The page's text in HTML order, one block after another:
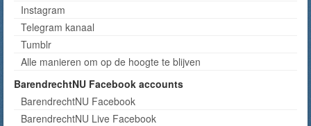
Instagram
Telegram kanaal
Tumblr
Alle manieren om op de hoogte te blijven
BarendrechtNU Facebook accounts
BarendrechtNU Facebook
BarendrechtNU Live Facebook